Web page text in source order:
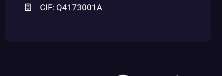
CIF: Q4173001A